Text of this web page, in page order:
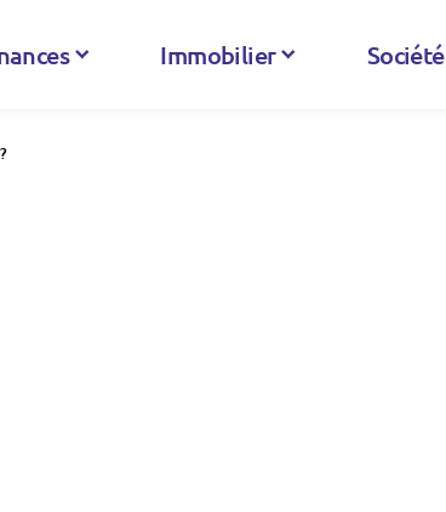
Immobilier Société